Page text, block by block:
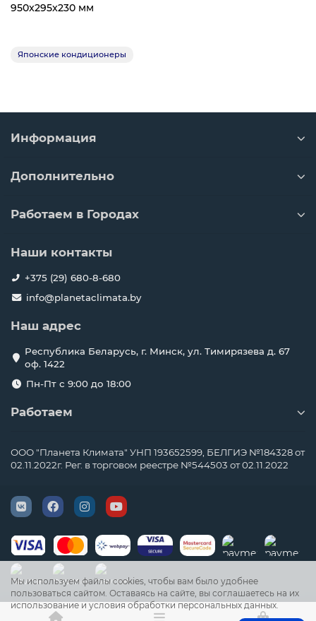
950x295x230 мм
Японские кондиционеры
Мы используем файлы cookies, чтобы вам было удобнее
пользоваться сайтом. Оставаясь на сайте, вы соглашаетесь на их
использование и условия обработки персональных данных.
Информация
Дополнительно
Работаем в Городах
Наши контакты
+375 (29) 680-8-680
info@planetaclimata.by
Наш адрес
Республика Беларусь, г. Минск, ул. Тимирязева д. 67
оф. 1422
Пн-Пт с 9:00 до 18:00
Работаем
ООО "Планета Климата" УНП 193652599, БЕЛГИЭ №184328 от
02.11.2022г. Рег. в торговом реестре №544503 от 02.11.2022